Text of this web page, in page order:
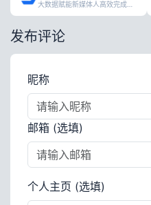
发布评论
昵称
邮箱 (选填)
个人主页 (选填)